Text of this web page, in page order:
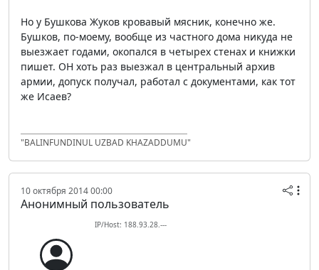
Но у Бушкова Жуков кровавый мясник, конечно же.
Бушков, по-моему, вообще из частного дома никуда не
выезжает годами, окопался в четырех стенах и книжки
пишет. ОН хоть раз выезжал в центральный архив
армии, допуск получал, работал с документами, как тот
же Исаев?
"BALINFUNDINUL UZBAD KHAZADDUMU"
10 октября 2014 00:00
Анонимный пользователь
IP/Host: 188.93.28.---